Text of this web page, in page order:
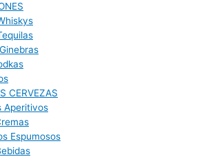
Ginebras
CERVEZAS
Aperitivos
Espumosos